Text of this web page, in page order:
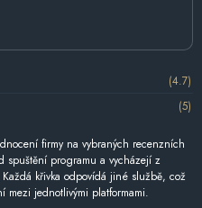
(4.7)
(5)
firmy na vybraných recenzních
spuštění programu a vycházejí z
křivka odpovídá jiné službě, což
mezi jednotlivými platformami.